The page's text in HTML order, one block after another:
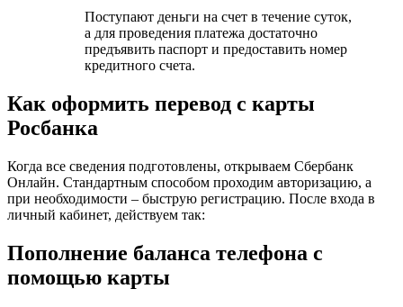
Поступают деньги на счет в течение суток,
а для проведения платежа достаточно
предъявить паспорт и предоставить номер
кредитного счета.
Как оформить перевод с карты
Росбанка
Когда все сведения подготовлены, открываем Сбербанк
Онлайн. Стандартным способом проходим авторизацию, а
при необходимости – быструю регистрацию. После входа в
личный кабинет, действуем так:
Пополнение баланса телефона с
помощью карты